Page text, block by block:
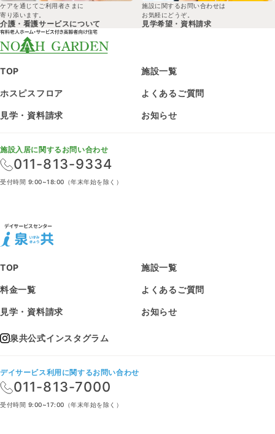
ケアを通じてご利用者さまに
寄り添います。
介護・看護サービスについて
施設に関するお問い合わせは
お気軽にどうぞ。
見学希望・ 資料請求
TOP 施設一覧
ホスピスフロア よくあるご質問
見学・資料請求 お知らせ
TOP 施設一覧
料金一覧 よくあるご質問
見学・資料請求 お知らせ
泉共公式インスタグラム
施設入居に関するお問い合わせ
011-813-9334
受付時間 9:00~18:00（年末年始を除く）
デイサービス利用に関するお問い合わせ
011-813-7000
受付時間 9:00~17:00（年末年始を除く）